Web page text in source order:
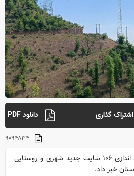
اشتراک گذاری دانلود PDF
۹۰۹۴۸۳۴
مدیرکل فاوای مازندران از راه اندازی ۱۰۶ سایت جدید شهری و روستایی